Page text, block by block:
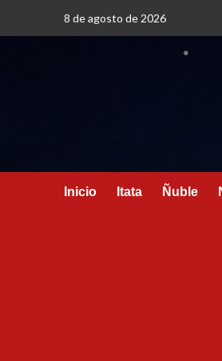
8 de agosto de 2026
Inicio Itata Ñuble